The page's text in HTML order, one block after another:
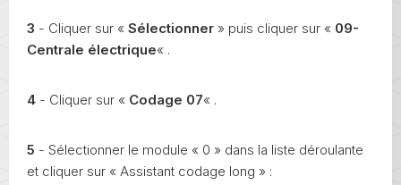
3 - Cliquer sur « Sélectionner » puis cliquer sur « 09-
Centrale électrique« .
4 - Cliquer sur « Codage 07« .
5 - Sélectionner le module « 0 » dans la liste déroulante
et cliquer sur « Assistant codage long » :